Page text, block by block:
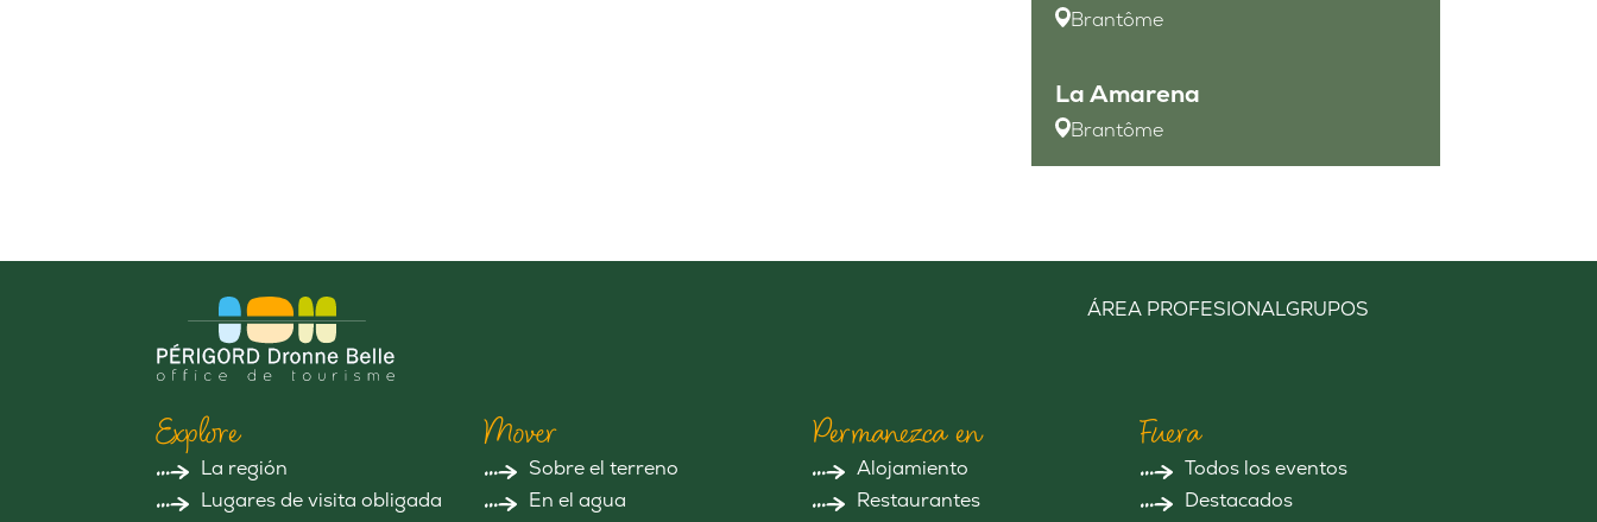
Brantôme
La Amarena
Brantôme
ÁREA PROFESIONALGRUPOS
Explore
La región
Lugares de visita obligada
Mover
Sobre el terreno
En el agua
Permanezca en
Alojamiento
Restaurantes
Fuera
Todos los eventos
Destacados